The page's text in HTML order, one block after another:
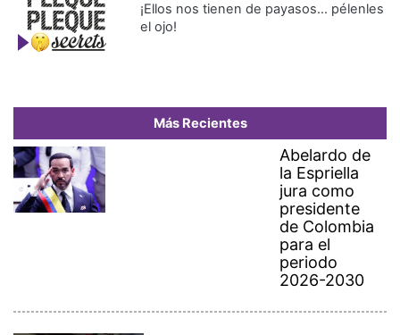
¡Ellos nos tienen de payasos… pélenles
el ojo!
Más Recientes
Abelardo de
la Espriella
jura como
presidente
de Colombia
para el
periodo
2026-2030